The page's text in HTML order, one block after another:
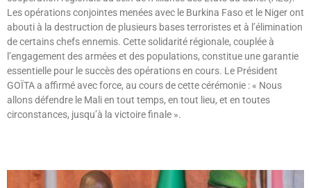
Les opérations conjointes menées avec le Burkina Faso et le Niger ont
abouti à la destruction de plusieurs bases terroristes et à l’élimination
de certains chefs ennemis. Cette solidarité régionale, couplée à
l’engagement des armées et des populations, constitue une garantie
essentielle pour le succès des opérations en cours. Le Président
GOÏTA a affirmé avec force, au cours de cette cérémonie : « Nous
allons défendre le Mali en tout temps, en tout lieu, et en toutes
circonstances, jusqu’à la victoire finale ».